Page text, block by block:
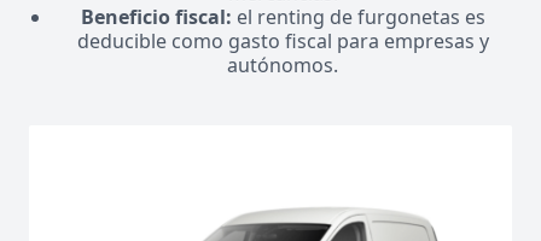
Beneficio fiscal: el renting de furgonetas es
deducible como gasto fiscal para empresas y
autónomos.